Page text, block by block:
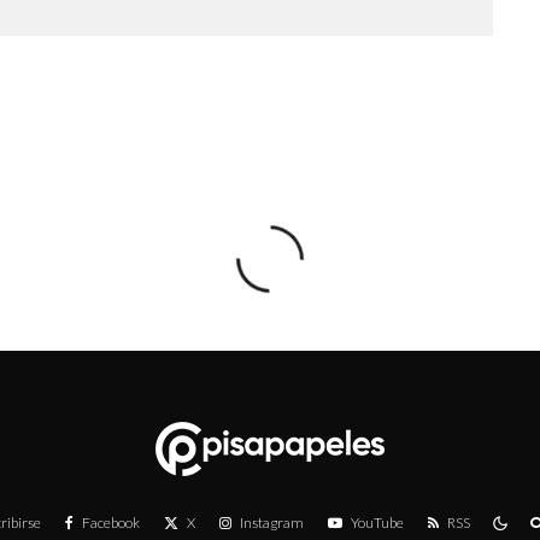
Facebook X Instagram YouTube RSS